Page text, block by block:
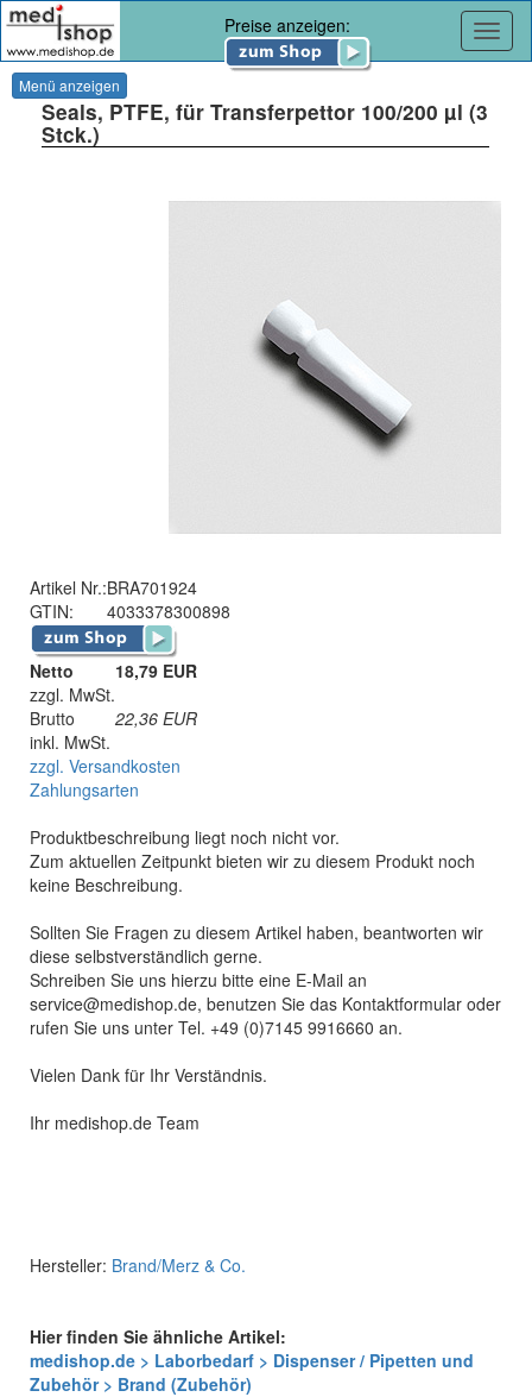
Preise anzeigen:
Menü anzeigen
Seals, PTFE, für Transferpettor 100/200 µl (3
Stck.)
Artikel Nr.:BRA701924
GTIN:
4033378300898
Netto
18,79 EUR
zzgl. MwSt.
Brutto
22,36 EUR
inkl. MwSt.
zzgl. Versandkosten
Zahlungsarten
Produktbeschreibung liegt noch nicht vor.
Zum aktuellen Zeitpunkt bieten wir zu diesem Produkt noch
keine Beschreibung.
Sollten Sie Fragen zu diesem Artikel haben, beantworten wir
diese selbstverständlich gerne.
Schreiben Sie uns hierzu bitte eine E-Mail an
service@medishop.de, benutzen Sie das Kontaktformular oder
rufen Sie uns unter Tel. +49 (0)7145 9916660 an.
Vielen Dank für Ihr Verständnis.
Ihr medishop.de Team
Hersteller: Brand/Merz & Co.
Hier finden Sie ähnliche Artikel:
medishop.de > Laborbedarf > Dispenser / Pipetten und
Zubehör > Brand (Zubehör)